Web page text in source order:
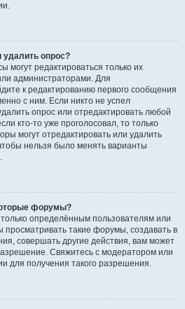
удалить опрос?
могут редактироваться только их
администраторами. Для
к редактированию первого сообщения
с ним. Если никто не успел
опрос или отредактировать любой
кто-то уже проголосовал, то только
могут отредактировать или удалить
нельзя было менять варианты
форумы?
определённым пользователям или
просматривать такие форумы, создавать в
совершать другие действия, вам может
Свяжитесь с модератором или
для получения такого разрешения.